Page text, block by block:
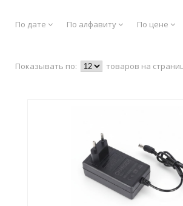
По дате По алфавиту По цене
Показывать по: товаров на